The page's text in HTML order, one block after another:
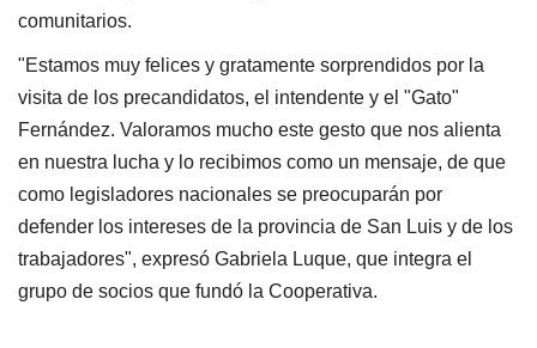
comunitarios.
"Estamos muy felices y gratamente sorprendidos por la
visita de los precandidatos, el intendente y el "Gato"
Fernández. Valoramos mucho este gesto que nos alienta
en nuestra lucha y lo recibimos como un mensaje, de que
como legisladores nacionales se preocuparán por
defender los intereses de la provincia de San Luis y de los
trabajadores", expresó Gabriela Luque, que integra el
grupo de socios que fundó la Cooperativa.